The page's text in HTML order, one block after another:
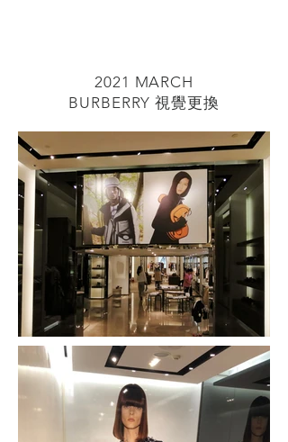
2021 MARCH
BURBERRY 視覺更換